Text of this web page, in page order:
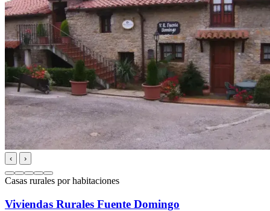
‹ ›
Casas rurales por habitaciones
Viviendas Rurales Fuente Domingo